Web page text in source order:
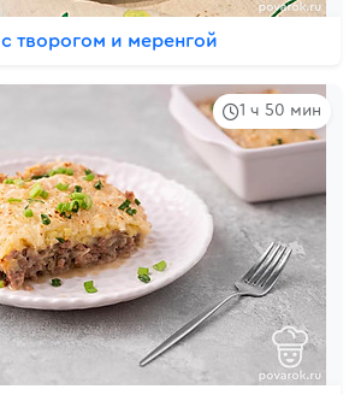
творогом и меренгой
1 ч 50 мин